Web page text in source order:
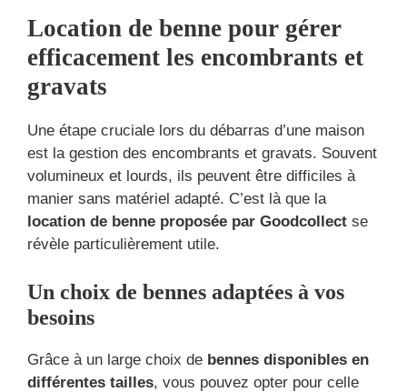
Location de benne pour gérer
efficacement les encombrants et
gravats
Une étape cruciale lors du débarras d’une maison
est la gestion des encombrants et gravats. Souvent
volumineux et lourds, ils peuvent être difficiles à
manier sans matériel adapté. C’est là que la
location de benne proposée par Goodcollect se
révèle particulièrement utile.
Un choix de bennes adaptées à vos
besoins
Grâce à un large choix de bennes disponibles en
différentes tailles, vous pouvez opter pour celle